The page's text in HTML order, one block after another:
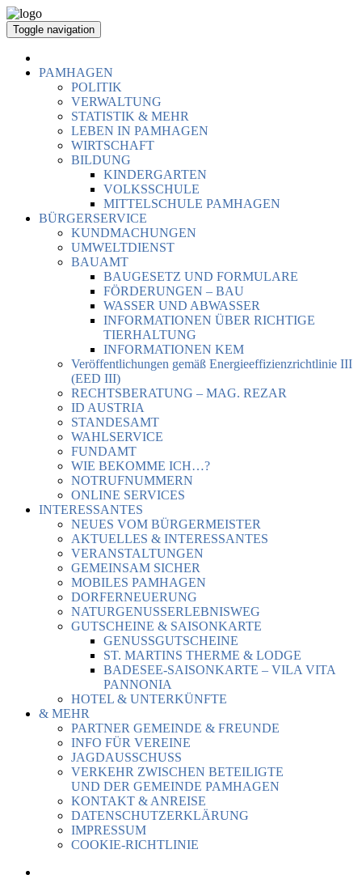
Toggle navigation
PAMHAGEN
POLITIK
VERWALTUNG
STATISTIK & MEHR
LEBEN IN PAMHAGEN
WIRTSCHAFT
BILDUNG
KINDERGARTEN
VOLKSSCHULE
MITTELSCHULE PAMHAGEN
BÜRGERSERVICE
KUNDMACHUNGEN
UMWELTDIENST
BAUAMT
BAUGESETZ UND FORMULARE
FÖRDERUNGEN – BAU
WASSER UND ABWASSER
INFORMATIONEN ÜBER RICHTIGE
TIERHALTUNG
INFORMATIONEN KEM
Veröffentlichungen gemäß Energieeffizienzrichtlinie III
(EED III)
RECHTSBERATUNG – MAG. REZAR
ID AUSTRIA
STANDESAMT
WAHLSERVICE
FUNDAMT
WIE BEKOMME ICH…?
NOTRUFNUMMERN
ONLINE SERVICES
INTERESSANTES
NEUES VOM BÜRGERMEISTER
AKTUELLES & INTERESSANTES
VERANSTALTUNGEN
GEMEINSAM SICHER
MOBILES PAMHAGEN
DORFERNEUERUNG
NATURGENUSSERLEBNISWEG
GUTSCHEINE & SAISONKARTE
GENUSSGUTSCHEINE
ST. MARTINS THERME & LODGE
BADESEE-SAISONKARTE – VILA VITA
PANNONIA
HOTEL & UNTERKÜNFTE
& MEHR
PARTNER GEMEINDE & FREUNDE
INFO FÜR VEREINE
JAGDAUSSCHUSS
VERKEHR ZWISCHEN BETEILIGTE
UND DER GEMEINDE PAMHAGEN
KONTAKT & ANREISE
DATENSCHUTZERKLÄRUNG
IMPRESSUM
COOKIE-RICHTLINIE